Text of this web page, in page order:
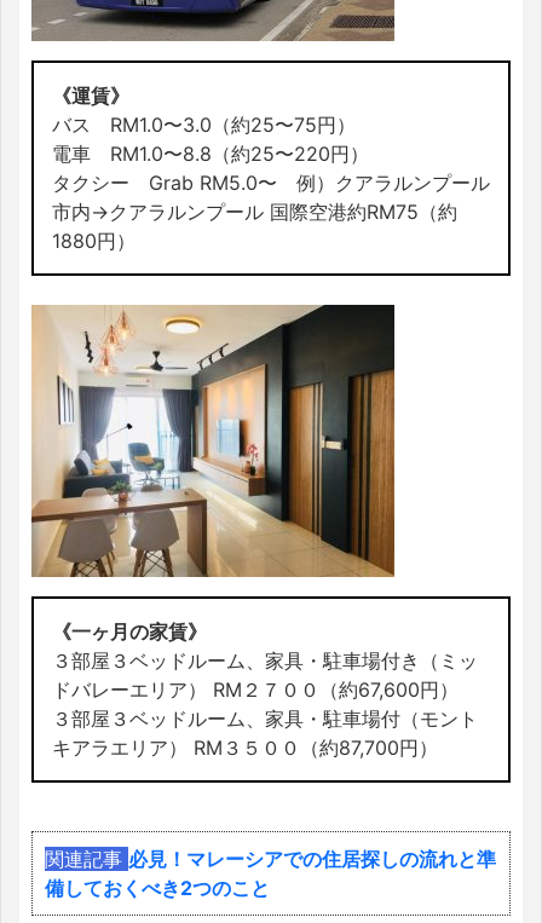
《運賃》
バス RM1.0〜3.0（約25〜75円）
電車 RM1.0〜8.8（約25〜220円）
タクシー Grab RM5.0〜 例）クアラルンプール
市内→クアラルンプール 国際空港約RM75（約
1880円）
《一ヶ月の家賃》
３部屋３ベッドルーム、家具・駐車場付き（ミッ
ドバレーエリア） RM２７００（約67,600円）
３部屋３ベッドルーム、家具・駐車場付（モント
キアラエリア） RM３５００（約87,700円）
関連記事 必見！マレーシアでの住居探しの流れと準
備しておくべき2つのこと